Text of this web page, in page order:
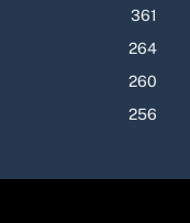
361
264
260
256